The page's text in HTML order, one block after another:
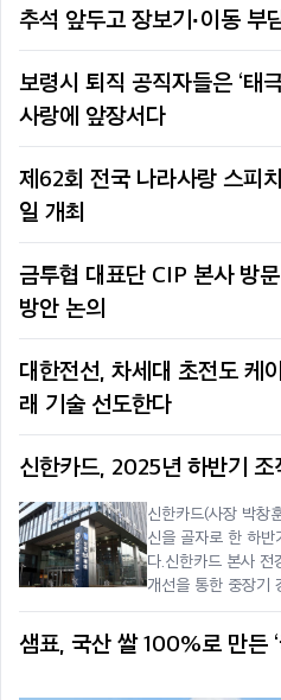
이상 가구는 1인
급한다. 신청 시
추석 앞두고 장보기·이동 부
보령시 퇴직 공직자들은 ‘태
사랑에 앞장서다
제62회 전국 나라사랑 스피
일 개최
금투협 대표단 CIP 본사 방
방안 논의
대한전선, 차세대 초전도
래 기술 선도한다
신한카드, 2025년 하반기
신한카드(사장 박창
신을 골자로 한 하반
다.신한카드 본사 전
개선을 통한 중장기
본부 81팀 체계에
했다. 팀별 핵심 기
효율화를 도모하는
샘표, 국산 쌀 100%로 만든